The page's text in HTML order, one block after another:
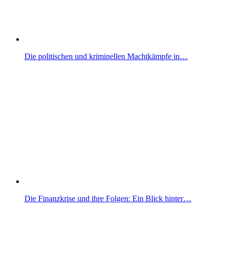
Die politischen und kriminellen Machtkämpfe in…
Die Finanzkrise und ihre Folgen: Ein Blick hinter…